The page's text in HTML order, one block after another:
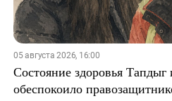
05 августа 2026, 16:00
Состояние здоровья
обеспокоило